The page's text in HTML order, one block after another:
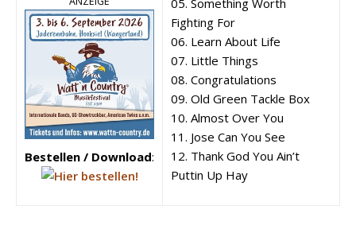
Bestellen / Download:
Fighting For
06. Learn About Life
07. Little Things
08. Congratulations
09. Old Green Tackle Box
10. Almost Over You
11. Jose Can You See
12. Thank God You Ain’t
Puttin Up Hay